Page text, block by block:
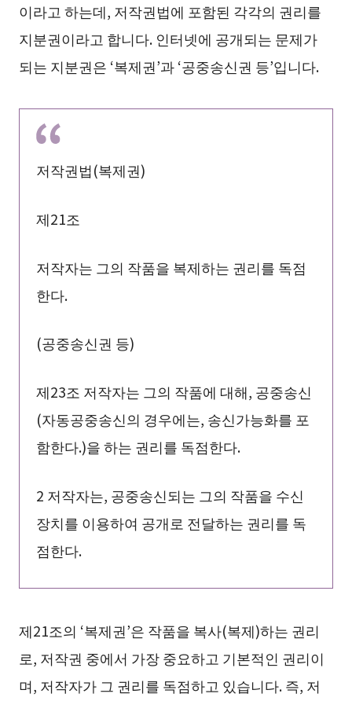
이라고 하는데, 저작권법에 포함된 각각의 권리를
지분권이라고 합니다. 인터넷에 공개되는 문제가
되는 지분권은 ‘복제권’과 ‘공중송신권 등’입니다.
저작권법(복제권)
제21조
저작자는 그의 작품을 복제하는 권리를 독점
한다.
(공중송신권 등)
제23조 저작자는 그의 작품에 대해, 공중송신
(자동공중송신의 경우에는, 송신가능화를 포
함한다.)을 하는 권리를 독점한다.
2 저작자는, 공중송신되는 그의 작품을 수신
장치를 이용하여 공개로 전달하는 권리를 독
점한다.
제21조의 ‘복제권’은 작품을 복사(복제)하는 권리
로, 저작권 중에서 가장 중요하고 기본적인 권리이
며, 저작자가 그 권리를 독점하고 있습니다. 즉, 저